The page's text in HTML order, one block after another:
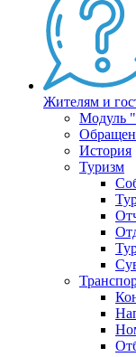
Жителям и
Модуль
История
Туризм